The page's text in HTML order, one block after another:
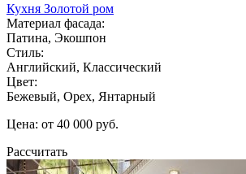
Кухня Золотой ром
Материал фасада:
Патина, Экошпон
Стиль:
Английский, Классический
Цвет:
Бежевый, Орех, Янтарный
Цена: от 40 000 руб.
Рассчитать